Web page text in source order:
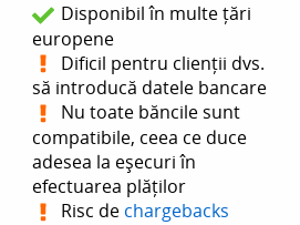
Disponibil în multe țări
europene
Dificil pentru clienții dvs.
să introducă datele bancare
Nu toate băncile sunt
compatibile, ceea ce duce
adesea la eșecuri în
efectuarea plăților
Risc de chargebacks